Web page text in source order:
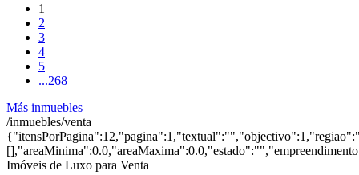
1
2
3
4
5
...268
Más inmuebles
/inmuebles/venta
Imóveis de Luxo para Venta